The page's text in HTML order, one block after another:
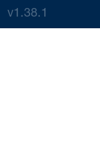
v1.38.1